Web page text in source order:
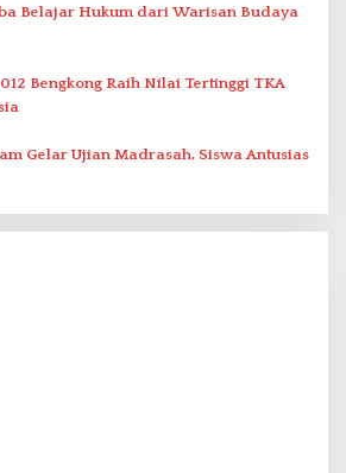
Belajar Hukum dari Warisan Budaya
Bengkong Raih Nilai Tertinggi TKA
Gelar Ujian Madrasah, Siswa Antusias